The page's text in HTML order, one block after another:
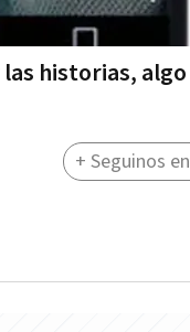
historias, algo
+ Seguinos en